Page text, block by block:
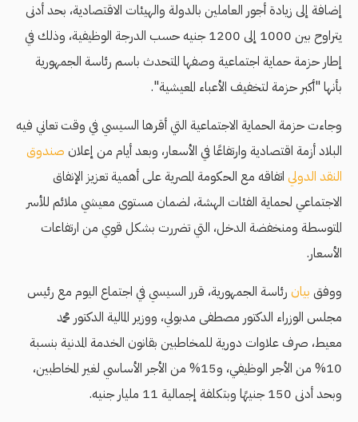
إضافة إلى زيادة أجور العاملين بالدولة والهيئات الاقتصادية، بحد أدنى
يتراوح بين 1000 إلى 1200 جنيه حسب الدرجة الوظيفية، وذلك في
إطار حزمة حماية اجتماعية وصفها المتحدث باسم رئاسة الجمهورية
بأنها "أكبر حزمة لتخفيف الأعباء المعيشية".
وجاءت حزمة الحماية الاجتماعية التي أقرها السيسي في وقت تعاني فيه
البلاد أزمة اقتصادية وارتفاعًا في الأسعار، وبعد أيام من إعلان صندوق
النقد الدولي اتفاقه مع الحكومة المصرية على أهمية تعزيز الإنفاق
الاجتماعي لحماية الفئات الهشة، لضمان مستوى معيشي ملائم للأسر
المتوسطة ومنخفضة الدخل، التي تضررت بشكل قوي من ارتفاعات
الأسعار.
ووفق بيان رئاسة الجمهورية، قرر السيسي في اجتماع اليوم مع رئيس
مجلس الوزراء الدكتور مصطفى مدبولي، ووزير المالية الدكتور محمد
معيط، صرف علاوات دورية للمخاطبين بقانون الخدمة المدنية بنسبة
10% من الأجر الوظيفي، و15% من الأجر الأساسي لغير المخاطبين،
وبحد أدنى 150 جنيهًا وبتكلفة إجمالية 11 مليار جنيه.